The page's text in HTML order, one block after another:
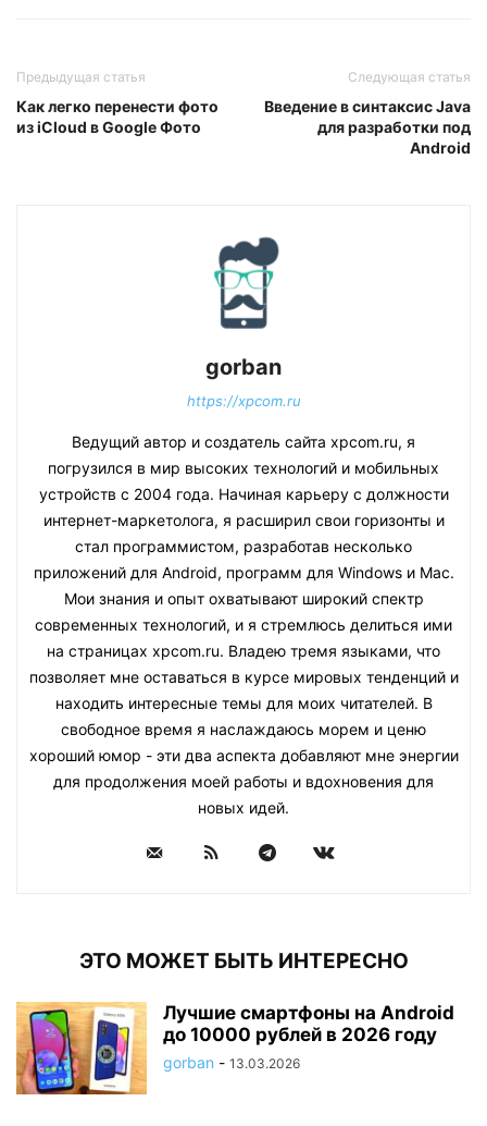
Предыдущая статья
Как легко перенести фото
из iCloud в Google Фото
Следующая статья
Введение в синтаксис Java
для разработки под
Android
gorban
https://xpcom.ru
Ведущий автор и создатель сайта xpcom.ru, я
погрузился в мир высоких технологий и мобильных
устройств с 2004 года. Начиная карьеру с должности
интернет-маркетолога, я расширил свои горизонты и
стал программистом, разработав несколько
приложений для Android, программ для Windows и Mac.
Мои знания и опыт охватывают широкий спектр
современных технологий, и я стремлюсь делиться ими
на страницах xpcom.ru. Владею тремя языками, что
позволяет мне оставаться в курсе мировых тенденций и
находить интересные темы для моих читателей. В
свободное время я наслаждаюсь морем и ценю
хороший юмор - эти два аспекта добавляют мне энергии
для продолжения моей работы и вдохновения для
новых идей.
ЭТО МОЖЕТ БЫТЬ ИНТЕРЕСНО
Лучшие смартфоны на Android
до 10000 рублей в 2026 году
gorban - 13.03.2026